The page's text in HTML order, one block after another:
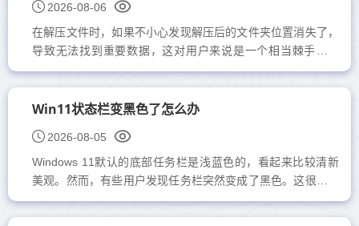
2026-08-06
在解压文件时，如果不小心发现解压后的文件夹位置消失了，
导致无法找到重要数据，这对用户来说是一个相当棘手的问
题。那么，对于Windows 11中遇到的解压失败问题，我们该
如何有效解决...
Win11状态栏变黑色了怎么办
2026-08-05
Windows 11默认的底部任务栏是浅蓝色的，看起来比较清新
美观。然而，有些用户发现任务栏突然变成了黑色。这很可能
是因为不小心更改了主题或背景颜色。只需恢复原来的设置，
就能轻...